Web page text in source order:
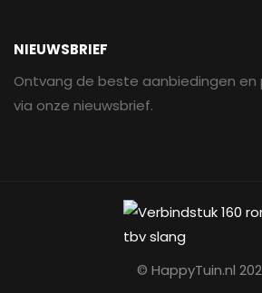
NIEUWSBRIEF
Ontvang de beste aanbiedingen en
via onze nieuwsbrief.
© HappyTuin.nl